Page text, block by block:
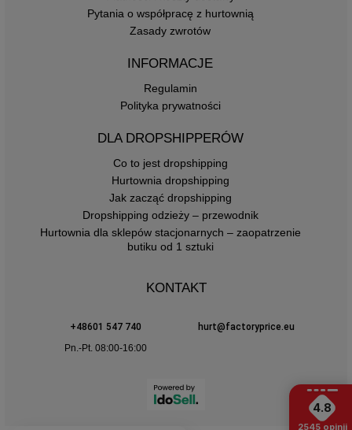
Pytania o współpracę z hurtownią
Zasady zwrotów
INFORMACJE
Regulamin
Polityka prywatności
DLA DROPSHIPPERÓW
Co to jest dropshipping
Hurtownia dropshipping
Jak zacząć dropshipping
Dropshipping odzieży – przewodnik
Hurtownia dla sklepów stacjonarnych – zaopatrzenie
butiku od 1 sztuki
KONTAKT
+48601 547 740
hurt@factoryprice.eu
Pn.-Pt. 08:00-16:00
4.8
2545 opinii